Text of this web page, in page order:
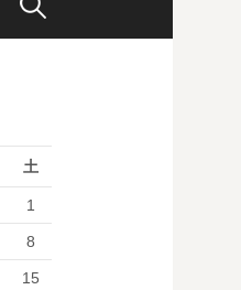
検
土
1
8
15